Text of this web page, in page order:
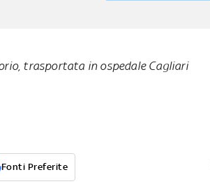
trasportata in ospedale Cagliari
Fonti Preferite